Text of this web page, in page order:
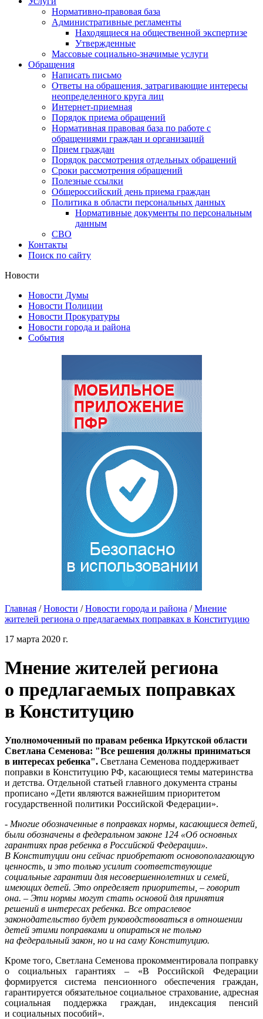
Нормативно-правовая база
Административные регламенты
Находящиеся на общественной экспертизе
Утвержденные
Массовые социально-значимые услуги
Обращения
Написать письмо
Ответы на обращения, затрагивающие интересы
неопределенного круга лиц
Интернет-приемная
Порядок приема обращений
Нормативная правовая база по работе с
обращениями граждан и организаций
Прием граждан
Порядок рассмотрения отдельных обращений
Сроки рассмотрения обращений
Полезные ссылки
Общероссийский день приема граждан
Политика в области персональных данных
Нормативные документы по персональным
данным
СВО
Контакты
Поиск по сайту
Новости
Новости Думы
Новости Полиции
Новости Прокуратуры
Новости города и района
События
Главная / Новости / Новости города и района / Мнение
жителей региона о предлагаемых поправках в Конституцию
17 марта 2020 г.
Мнение жителей региона
о предлагаемых поправках
в Конституцию
Уполномоченный по правам ребенка Иркутской области
Светлана Семенова: "Все решения должны приниматься
в интересах ребенка". Светлана Семенова поддерживает
поправки в Конституцию РФ, касающиеся темы материнства
и детства. Отдельной статьей главного документа страны
прописано «Дети являются важнейшим приоритетом
государственной политики Российской Федерации».
- Многие обозначенные в поправках нормы, касающиеся детей,
были обозначены в федеральном законе 124 «Об основных
гарантиях прав ребенка в Российской Федерации».
В Конституции они сейчас приобретают основополагающую
ценность, и это только усилит соответствующие
социальные гарантии для несовершеннолетних и семей,
имеющих детей. Это определяет приоритеты, – говорит
она. – Эти нормы могут стать основой для принятия
решений в интересах ребенка. Все отраслевое
законодательство будет руководствоваться в отношении
детей этими поправками и опираться не только
на федеральный закон, но и на саму Конституцию.
Кроме того, Светлана Семенова прокомментировала поправку
о социальных гарантиях – «В Российской Федерации
формируется система пенсионного обеспечения граждан,
гарантируется обязательное социальное страхование, адресная
социальная поддержка граждан, индексация пенсий
и социальных пособий».